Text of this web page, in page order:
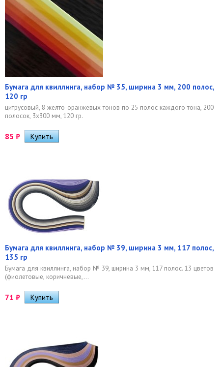
Бумага для квиллинга, набор № 35, ширина 3 мм, 200 полос,
120 гр
цитрусовый, 8 желто-оранжевых тонов по 25 полос каждого тона, 200
полосок, 3х300 мм, 120 гр.
85 ₽
Бумага для квиллинга, набор № 39, ширина 3 мм, 117 полос,
135 гр
Бумага для квиллинга, набор № 39, ширина 3 мм, 117 полос. 13 цветов
(фиолетовые, коричневые,...
71 ₽